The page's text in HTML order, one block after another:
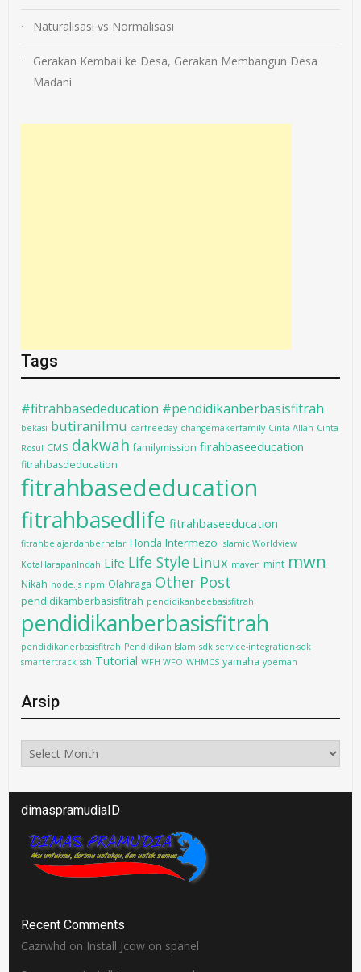
Naturalisasi vs Normalisasi
Gerakan Kembali ke Desa, Gerakan Membangun Desa
Madani
Tags
#fitrahbasededucation #pendidikanberbasisfitrah
bekasi butiranilmu carfreeday changemakerfamily Cinta Allah Cinta
Rosul CMS dakwah familymission firahbaseeducation
fitrahbasdeducation
fitrahbasededucation
fitrahbasedlife fitrahbaseeducation
fitrahbelajardanbernalar Honda Intermezo Islamic Worldview
KotaHarapanIndah Life Life Style Linux maven mint mwn
Nikah node.js npm Olahraga Other Post
pendidikamberbasisfitrah pendidikanbeebasisfitrah
pendidikanberbasisfitrah
pendidikanerbasisfitrah Pendidikan Islam sdk service-integration-sdk
smartertrack ssh Tutorial WFH WFO WHMCS yamaha yoeman
Arsip
Arsip
dimaspramudiaID
Recent Comments
Cazrwhd on Install Jcow on spanel